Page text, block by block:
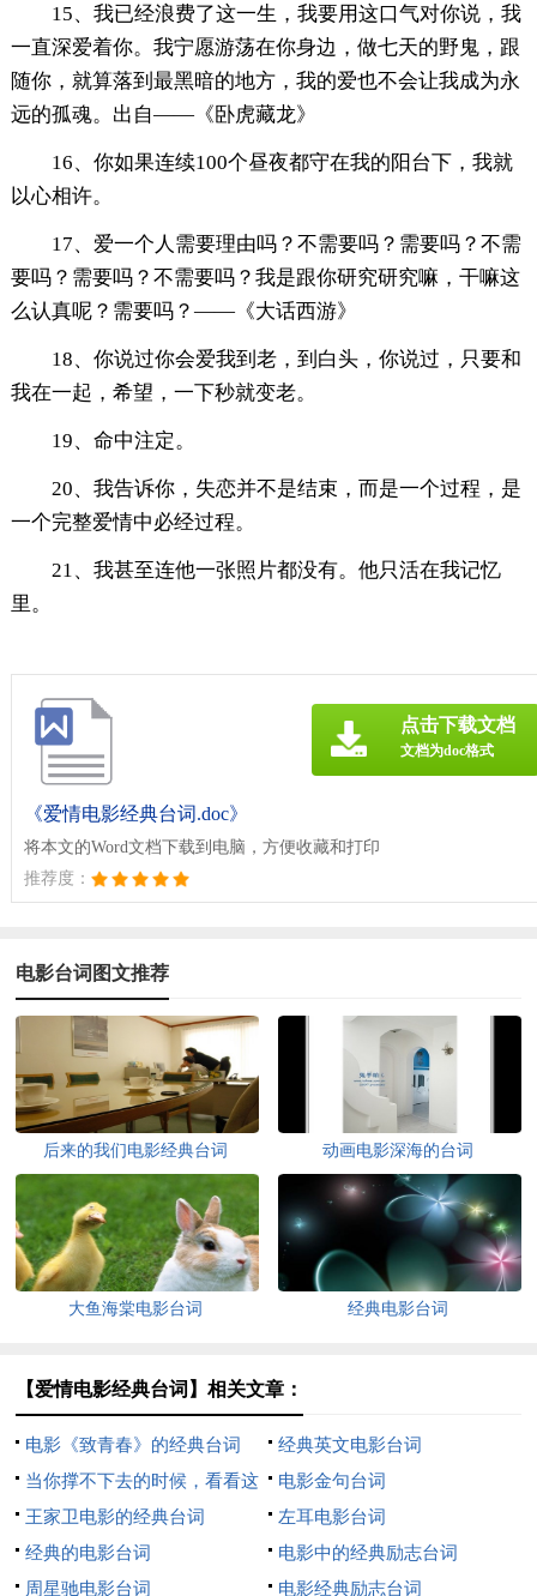
15、我已经浪费了这一生，我要用这口气对你说，我
一直深爱着你。我宁愿游荡在你身边，做七天的野鬼，跟
随你，就算落到最黑暗的地方，我的爱也不会让我成为永
远的孤魂。出自——《卧虎藏龙》
16、你如果连续100个昼夜都守在我的阳台下，我就
以心相许。
17、爱一个人需要理由吗？不需要吗？需要吗？不需
要吗？需要吗？不需要吗？我是跟你研究研究嘛，干嘛这
么认真呢？需要吗？——《大话西游》
18、你说过你会爱我到老，到白头，你说过，只要和
我在一起，希望，一下秒就变老。
19、命中注定。
20、我告诉你，失恋并不是结束，而是一个过程，是
一个完整爱情中必经过程。
21、我甚至连他一张照片都没有。他只活在我记忆
里。
《爱情电影经典台词.doc》
将本文的Word文档下载到电脑，方便收藏和打印
推荐度：
点击下载文档
文档为doc格式
电影台词图文推荐
后来的我们电影经典台词 动画电影深海的台词
大鱼海棠电影台词 经典电影台词
【爱情电影经典台词】相关文章：
电影《致青春》的经典台词
经典英文电影台词
当你撑不下去的时候，看看这
经典的电影台词
电影金句台词
王家卫电影的经典台词
左耳电影台词
经典的电影台词
电影中的经典励志台词
周星驰电影台词
电影经典励志台词